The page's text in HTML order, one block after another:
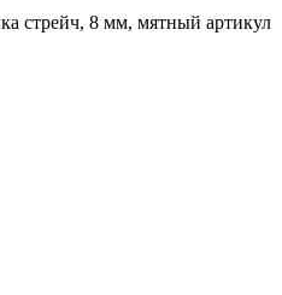
стрейч, 8 мм, мятный артикул